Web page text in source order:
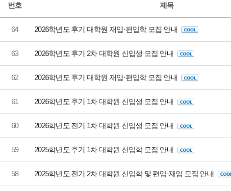
번호 제목
64 2026학년도 후기 대학원 재입·편입학 모집 안내
63 2026학년도 후기 2차 대학원 신입생 모집 안내
62 2026학년도 후기 대학원 재입·편입학 모집 안내
61 2026학년도 후기 1차 대학원 신입생 모집 안내
60 2026학년도 전기 1차 대학원 신입생 모집 안내
59 2025학년도 후기 1차 대학원 신입학 모집 안내
58 2025학년도 전기 2차 대학원 신입학 및 편입·재입 모집 안내